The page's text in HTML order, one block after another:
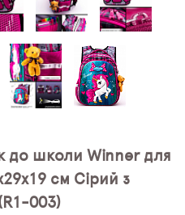
до школи Winner для
см Сірий з
003)